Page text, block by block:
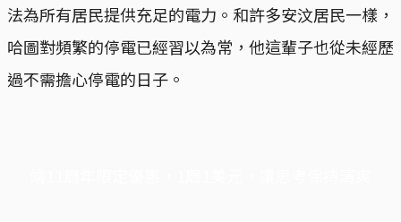
法為所有居民提供充足的電力。和許多安汶居民一樣，
哈圖對頻繁的停電已經習以為常，他這輩子也從未經歷
過不需擔心停電的日子。